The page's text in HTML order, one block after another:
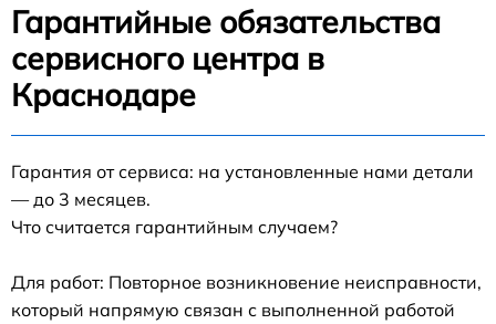
Гарантийные обязательства
сервисного центра в
Краснодаре
Гарантия от сервиса: на установленные нами детали
— до 3 месяцев.
Что считается гарантийным случаем?
Для работ: Повторное возникновение неисправности,
который напрямую связан с выполненной работой